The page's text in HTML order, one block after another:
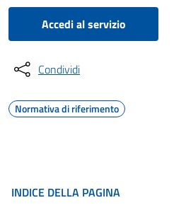
Accedi al servizio
Condividi
Normativa di riferimento
INDICE DELLA PAGINA